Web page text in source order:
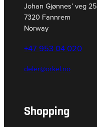
Johan Gjønnes’ veg 25
7320 Fannrem
Norway
+47 953 04 020
deler@orkel.no
Shopping